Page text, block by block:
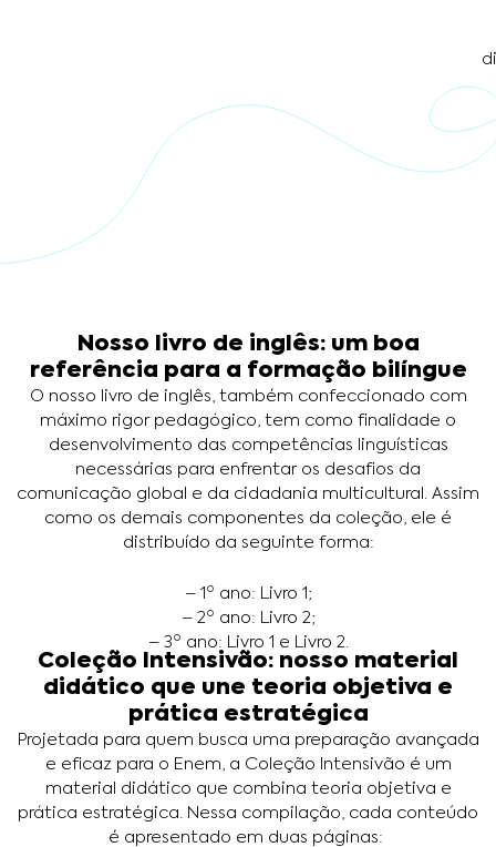
Nosso livro de inglês: um boa
referência para a formação bilíngue
O nosso livro de inglês, também confeccionado com
máximo rigor pedagógico, tem como finalidade o
desenvolvimento das competências linguísticas
necessárias para enfrentar os desafios da
comunicação global e da cidadania multicultural. Assim
como os demais componentes da coleção, ele é
distribuído da seguinte forma:
– 1º ano: Livro 1;
– 2º ano: Livro 2;
– 3º ano: Livro 1 e Livro 2.
Coleção Intensivão: nosso material
didático que une teoria objetiva e
prática estratégica
Projetada para quem busca uma preparação avançada
e eficaz para o Enem, a Coleção Intensivão é um
material didático que combina teoria objetiva e
prática estratégica. Nessa compilação, cada conteúdo
é apresentado em duas páginas: